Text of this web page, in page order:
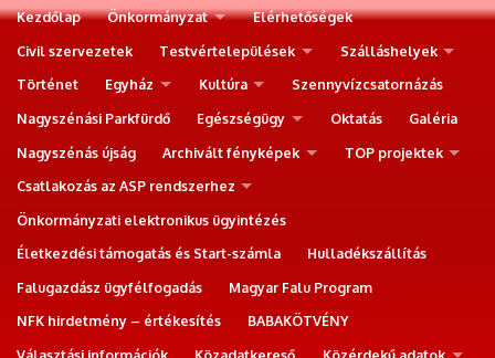
Kezdőlap Önkormányzat
Elérhetőségek
Civil szervezetek
Testvértelepülések
Szálláshelyek
Történet
Egyház Kultúra
Szennyvízcsatornázás
Nagyszénási Parkfürdő
Egészségügy Oktatás
Galéria
Nagyszénás újság
Archivált fényképek
TOP projektek
Csatlakozás az ASP rendszerhez
Önkormányzati elektronikus ügyintézés
Életkezdési támogatás és Start-számla
Hulladékszállítás
Falugazdász ügyfélfogadás
Magyar Falu Program
NFK hirdetmény – értékesítés
BABAKÖTVÉNY